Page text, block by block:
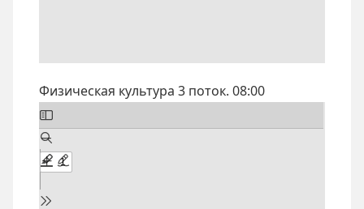
Физическая культура 3 поток. 08:00